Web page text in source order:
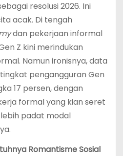
resolusi 2026. Ini
acak. Di tengah
dan pekerjaan informal
Z kini merindukan
Namun ironisnya, data
pengangguran Gen
17 persen, dengan
formal yang kian seret
padat modal
Romantisme Sosial